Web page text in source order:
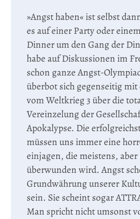
»Angst haben« ist selbst
es auf einer Party oder
Dinner um den Gang der
habe auf Diskussionen im
schon ganze Angst-
überbot sich gegenseitig
vom Weltkrieg 3 über die
Vereinzelung der
Apokalypse. Die
müssen uns immer eine
einjagen, die meistens,
überwunden wird. Angst
Grundwährung unserer
sein. Sie scheint sogar
Man spricht nicht umsonst